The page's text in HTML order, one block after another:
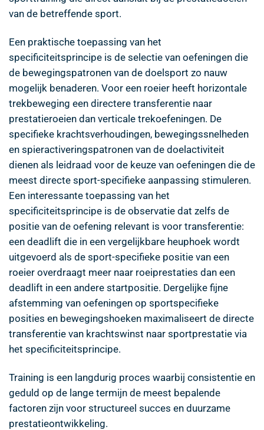
van de betreffende sport.
Een praktische toepassing van het
specificiteitsprincipe is de selectie van oefeningen die
de bewegingspatronen van de doelsport zo nauw
mogelijk benaderen. Voor een roeier heeft horizontale
trekbeweging een directere transferentie naar
prestatieroeien dan verticale trekoefeningen. De
specifieke krachtsverhoudingen, bewegingssnelheden
en spieractiveringspatronen van de doelactiviteit
dienen als leidraad voor de keuze van oefeningen die de
meest directe sport-specifieke aanpassing stimuleren.
Een interessante toepassing van het
specificiteitsprincipe is de observatie dat zelfs de
positie van de oefening relevant is voor transferentie:
een deadlift die in een vergelijkbare heuphoek wordt
uitgevoerd als de sport-specifieke positie van een
roeier overdraagt meer naar roeiprestaties dan een
deadlift in een andere startpositie. Dergelijke fijne
afstemming van oefeningen op sportspecifieke
posities en bewegingshoeken maximaliseert de directe
transferentie van krachtswinst naar sportprestatie via
het specificiteitsprincipe.
Training is een langdurig proces waarbij consistentie en
geduld op de lange termijn de meest bepalende
factoren zijn voor structureel succes en duurzame
prestatieontwikkeling.